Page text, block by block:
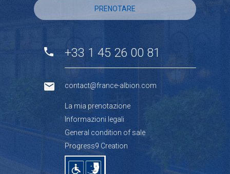
PRENOTARE
+33 1 45 26 00 81
contact@france-albion.com
La mia prenotazione
Informazioni legali
General condition of sale
Progress9 Creation